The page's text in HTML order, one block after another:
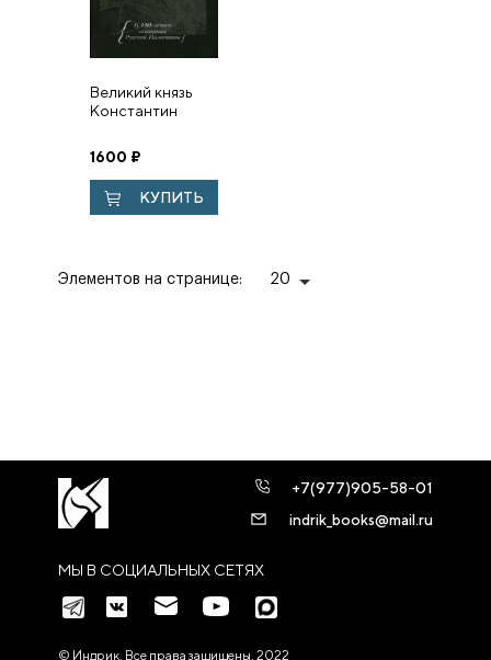
Великий князь
Константин
русское
православное
паломничество в
Святую Землю. К
1600 ₽
КУПИТЬ
Элементов на странице: 20
МЫ В СОЦИАЛЬНЫХ СЕТЯХ
+7(977)905-58-01
indrik_books@mail.ru
© Индрик. Все права защищены, 2022